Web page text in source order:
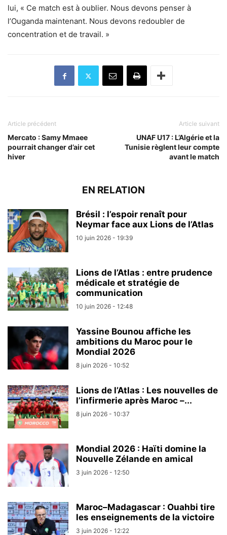
lui, « Ce match est à oublier. Nous devons penser à
l’Ouganda maintenant. Nous devons redoubler de
concentration et de travail. »
Article précédent
Mercato : Samy Mmaee
pourrait changer d’air cet
hiver
Article suivant
UNAF U17 : L’Algérie et la
Tunisie règlent leur compte
avant le match
EN RELATION
Brésil : l’espoir renaît pour
Neymar face aux Lions de l’Atlas
10 juin 2026 - 19:39
Lions de l’Atlas : entre prudence
médicale et stratégie de
communication
10 juin 2026 - 12:48
Yassine Bounou affiche les
ambitions du Maroc pour le
Mondial 2026
8 juin 2026 - 10:52
Lions de l’Atlas : Les nouvelles de
l’infirmerie après Maroc –...
8 juin 2026 - 10:37
Mondial 2026 : Haïti domine la
Nouvelle Zélande en amical
3 juin 2026 - 12:50
Maroc–Madagascar : Ouahbi tire
les enseignements de la victoire
3 juin 2026 - 12:22